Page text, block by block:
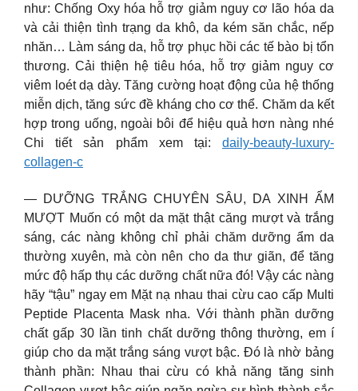
như: Chống Oxy hóa hỗ trợ giảm nguy cơ lão hóa da
và cải thiện tình trạng da khô, da kém săn chắc, nếp
nhăn… Làm sáng da, hỗ trợ phục hồi các tế bào bị tổn
thương. Cải thiện hệ tiêu hóa, hỗ trợ giảm nguy cơ
viêm loét dạ dày. Tăng cường hoạt động của hệ thống
miễn dịch, tăng sức đề kháng cho cơ thể. Chăm da kết
hợp trong uống, ngoài bôi để hiệu quả hơn nàng nhé
Chi tiết sản phẩm xem tại: daily-beauty-luxury-
collagen-c
— DƯỠNG TRẮNG CHUYÊN SÂU, DA XINH ẨM
MƯỢT Muốn có một da mặt thật căng mượt và trắng
sáng, các nàng không chỉ phải chăm dưỡng ẩm da
thường xuyên, mà còn nên cho da thư giãn, để tăng
mức độ hấp thụ các dưỡng chất nữa đó! Vậy các nàng
hãy “tậu” ngay em Mặt nạ nhau thai cừu cao cấp Multi
Peptide Placenta Mask nha. Với thành phần dưỡng
chất gấp 30 lần tinh chất dưỡng thông thường, em í
giúp cho da mặt trắng sáng vượt bậc. Đó là nhờ bảng
thành phần: Nhau thai cừu có khả năng tăng sinh